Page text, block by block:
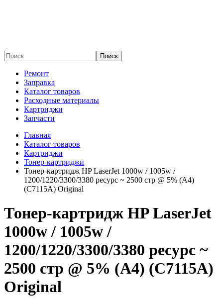
Поиск
Ремонт
Заправка
Каталог товаров
Расходные материалы
Картриджи
Запчасти
Главная
Каталог товаров
Картриджи
Тонер-картриджи
Тонер-картридж HP LaserJet 1000w / 1005w /
1200/1220/3300/3380 ресурс ~ 2500 стр @ 5% (A4)
(C7115A) Original
Тонер-картридж HP LaserJet
1000w / 1005w /
1200/1220/3300/3380 ресурс ~
2500 стр @ 5% (A4) (C7115A)
Original